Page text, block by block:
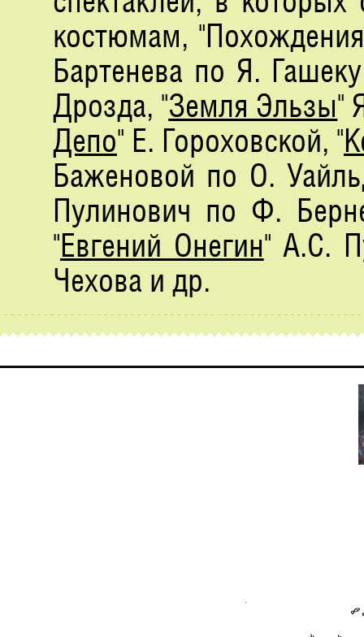
костюмам,
Бартенева по Я.
Дрозда, "Земля Эльзы"
Депо" Е. Гороховской, "
Баженовой по О.
Пулинович по Ф.
"Евгений Онегин" А.С.
Чехова и др.